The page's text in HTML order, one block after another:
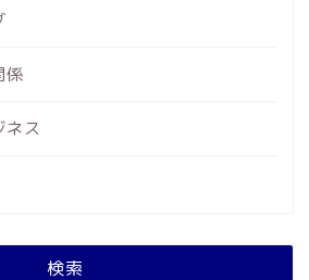
係
ネス
検索